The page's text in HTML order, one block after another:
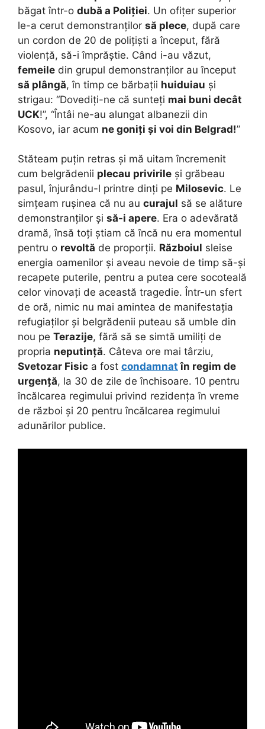
băgat într-o dubă a Poliției. Un ofițer superior
le-a cerut demonstranților să plece, după care
un cordon de 20 de polițiști a început, fără
violență, să-i împrăștie. Când i-au văzut,
femeile din grupul demonstranților au început
să plângă, în timp ce bărbații huiduiau și
strigau: “Dovediți-ne că sunteți mai buni decât
UCK!”, “Întâi ne-au alungat albanezii din
Kosovo, iar acum ne goniți și voi din Belgrad!”
Stăteam puțin retras și mă uitam încremenit
cum belgrădenii plecau privirile și grăbeau
pasul, înjurându-l printre dinți pe Milosevic. Le
simțeam rușinea că nu au curajul să se alăture
demonstranților și să-i apere. Era o adevărată
dramă, însă toți știam că încă nu era momentul
pentru o revoltă de proporții. Războiul sleise
energia oamenilor și aveau nevoie de timp să-și
recapete puterile, pentru a putea cere socoteală
celor vinovați de această tragedie. Într-un sfert
de oră, nimic nu mai amintea de manifestația
refugiaților și belgrădenii puteau să umble din
nou pe Terazije, fără să se simtă umiliți de
propria neputință. Câteva ore mai târziu,
Svetozar Fisic a fost condamnat în regim de
urgență, la 30 de zile de închisoare. 10 pentru
încălcarea regimului privind rezidența în vreme
de război și 20 pentru încălcarea regimului
adunărilor publice.